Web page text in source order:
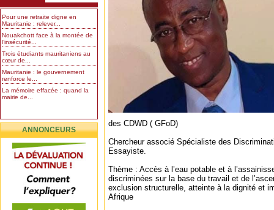
Pour une retraite digne en
Mauritanie : relever...
Nouakchott face à la montée de
l’insécurité...
Trois étudiants mauritaniens au
cœur de...
Mauritanie : le gouvernement
renforce le...
La mémoire effacée : quand la
mairie de...
ANNONCEURS
des CDWD ( GFoD)
Chercheur associé Spécialiste des
Essayiste.
Thème : Accès à l’eau potable et à
discriminées sur la base du travail et de
exclusion structurelle, atteinte à la dignité et
Afrique